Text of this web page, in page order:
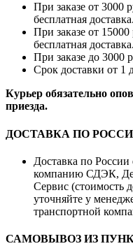
При заказе от
бесплатная доставка.
При заказе от
бесплатная доставка.
При заказе до 3000
Срок доставки от 1
Курьер обязательно
приезда.
ДОСТАВКА ПО
Доставка по России
компанию СДЭК,
Сервис (стоимость
уточняйте у
транспортной
САМОВЫВОЗ ИЗ